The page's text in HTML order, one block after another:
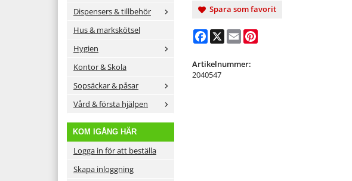
Dispensers & tillbehör
Hus & markskötsel
Hygien
Kontor & Skola
Sopsäckar & påsar
Vård & första hjälpen
KOM IGÅNG HÄR
Logga in för att beställa
Skapa inloggning
Spara som favorit
Facebook
X Email
Artikelnummer:
2040547